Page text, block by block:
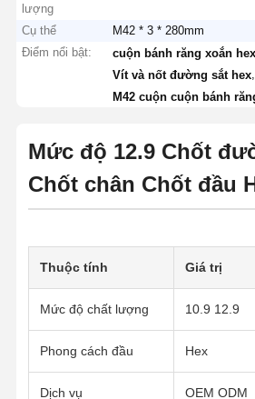
lượng
Cụ thể
M42 * 3 * 280mm
Điểm nổi bật:
cuộn bánh răng xoắn hex
Vít và nốt đường sắt hex
M42 cuộn cuộn bánh
Mức độ 12.9 Chốt
Chốt chân Chốt đầu
Thuộc tính Giá trị
Mức độ chất lượng 10.9 12.9
Phong cách đầu Hex
Dịch vụ OEM ODM